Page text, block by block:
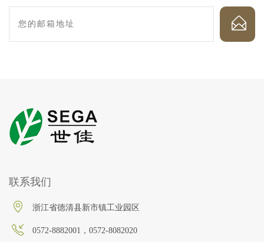
联系我们
浙江省德清县新市镇工业园区
0572-8882001，0572-8082020